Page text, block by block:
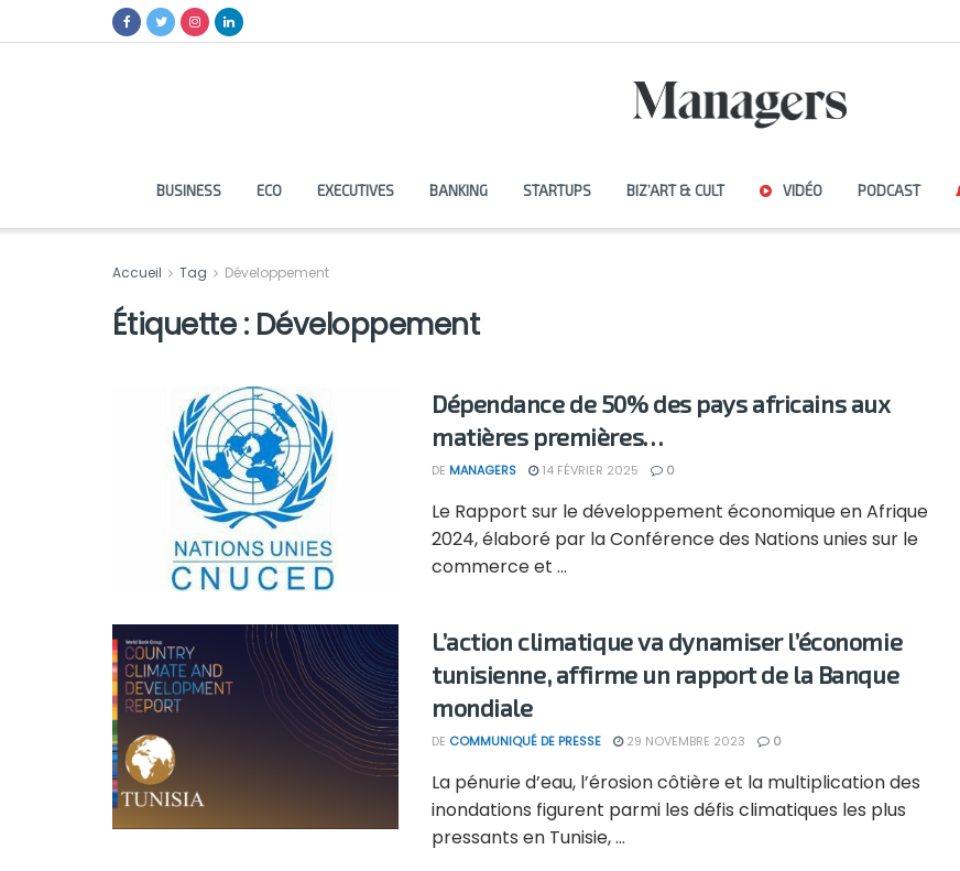
BUSINESS ECO EXECUTIVES BANKING STARTUPS BIZ’ART & CULT VIDÉO PODCAST
Accueil Tag Développement
Étiquette : Développement
Dépendance de 50% des pays africains aux
matières premières…
DE MANAGERS 14 FÉVRIER 2025 0
Le Rapport sur le développement économique en Afrique
2024, élaboré par la Conférence des Nations unies sur le
commerce et ...
L’action climatique va dynamiser l’économie
tunisienne, affirme un rapport de la Banque
mondiale
DE COMMUNIQUÉ DE PRESSE 29 NOVEMBRE 2023 0
La pénurie d’eau, l’érosion côtière et la multiplication des
inondations figurent parmi les défis climatiques les plus
pressants en Tunisie, ...